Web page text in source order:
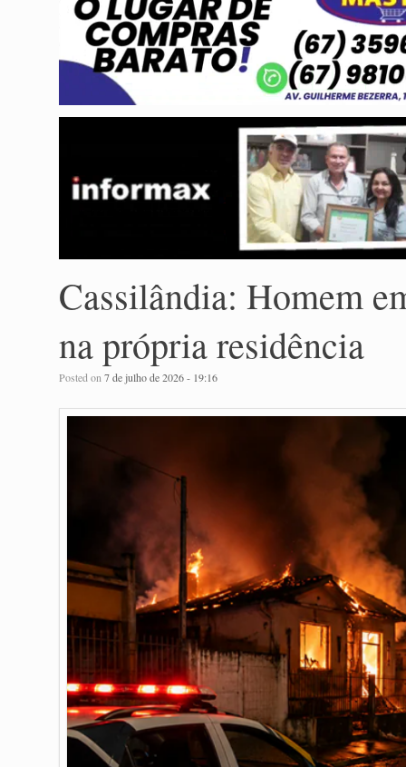
Cassilândia: Homem
na própria residência
Posted on7 de julho de 2026 - 19:16